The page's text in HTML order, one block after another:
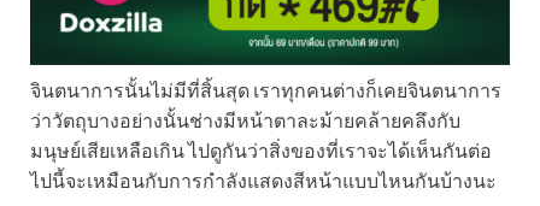
จินตนาการนั้นไม่มีที่สิ้นสุด เราทุกคนต่างก็เคยจินตนาการ
ว่าวัตถุบางอย่างนั้นช่างมีหน้าตาละม้ายคล้ายคลึงกับ
มนุษย์เสียเหลือเกิน ไปดูกันว่าสิ่งของที่เราจะได้เห็นกันต่อ
ไปนี้จะเหมือนกับการกำลังแสดงสีหน้าแบบไหนกันบ้างนะ